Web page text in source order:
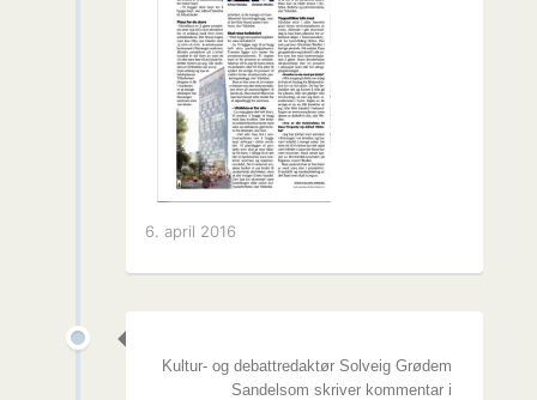
6. april 2016
Kultur- og debattredaktør Solveig Grødem
Sandelsom skriver kommentar i